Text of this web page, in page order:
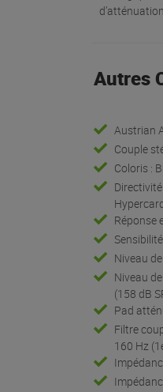
Autres
Austrian
Couple
Coloris :
Réponse
Niveau
Niveau
(158 dB
Pad
Filtre
160 Hz